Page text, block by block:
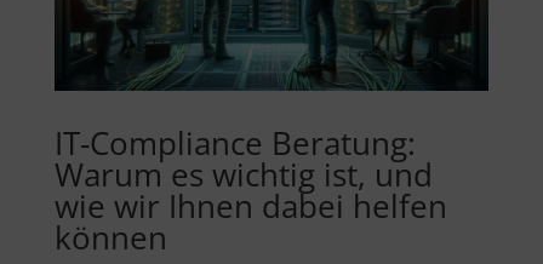
IT-Compliance Beratung:
Warum es wichtig ist, und
wie wir Ihnen dabei helfen
können